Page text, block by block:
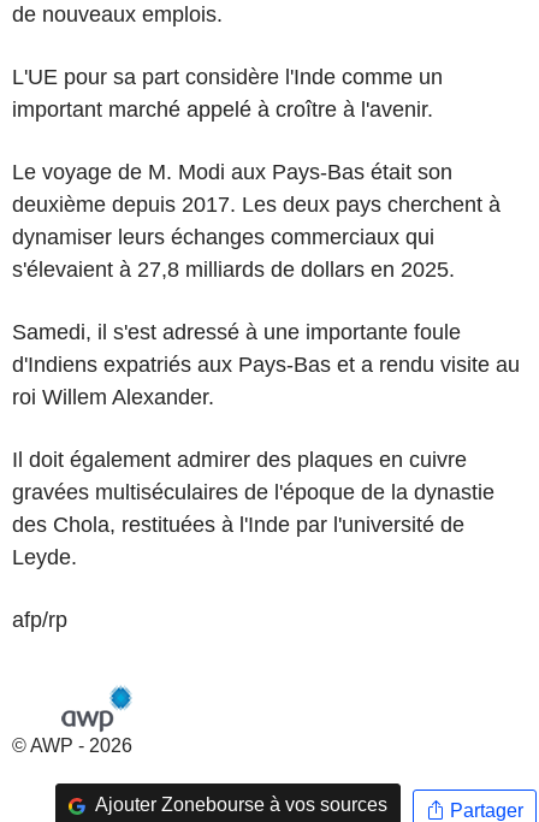
de nouveaux emplois.
L'UE pour sa part considère l'Inde comme un
important marché appelé à croître à l'avenir.
Le voyage de M. Modi aux Pays-Bas était son
deuxième depuis 2017. Les deux pays cherchent à
dynamiser leurs échanges commerciaux qui
s'élevaient à 27,8 milliards de dollars en 2025.
Samedi, il s'est adressé à une importante foule
d'Indiens expatriés aux Pays-Bas et a rendu visite au
roi Willem Alexander.
Il doit également admirer des plaques en cuivre
gravées multiséculaires de l'époque de la dynastie
des Chola, restituées à l'Inde par l'université de
Leyde.
afp/rp
© AWP - 2026
Ajouter Zonebourse à vos sources Partager